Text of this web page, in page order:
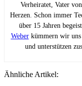
Verheiratet, Vater
Herzen. Schon immer
über 15 Jahren
Weberkümmern wir uns
und unterstützen
Ähnliche Artikel: